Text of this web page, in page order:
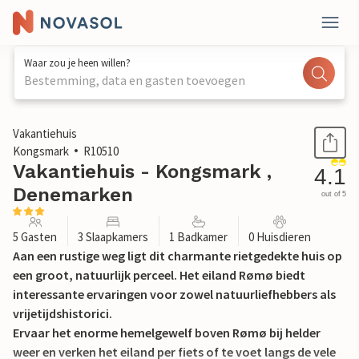
Waar zou je heen willen?
Bestemming, data en gasten toevoegen
1 / 20
Vakantiehuis
Kongsmark
R10510
Vakantiehuis - Kongsmark ,
Denemarken
4.1
out of 5
5 Gasten 3 Slaapkamers 1 Badkamer 0 Huisdieren
Aan een rustige weg ligt dit charmante rietgedekte huis op
een groot, natuurlijk perceel. Het eiland Rømø biedt
interessante ervaringen voor zowel natuurliefhebbers als
vrijetijdshistorici.
Ervaar het enorme hemelgewelf boven Rømø bij helder
weer en verken het eiland per fiets of te voet langs de vele